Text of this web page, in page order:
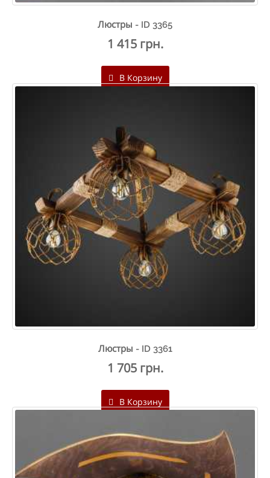
Люстры - ID 3365
1 415 грн.
В Корзину
Люстры - ID 3361
1 705 грн.
В Корзину